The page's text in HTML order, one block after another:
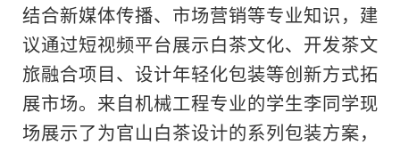
结合新媒体传播、市场营销等专业知识，建
议通过短视频平台展示白茶文化、开发茶文
旅融合项目、设计年轻化包装等创新方式拓
展市场。来自机械工程专业的学生李同学现
场展示了为官山白茶设计的系列包装方案，